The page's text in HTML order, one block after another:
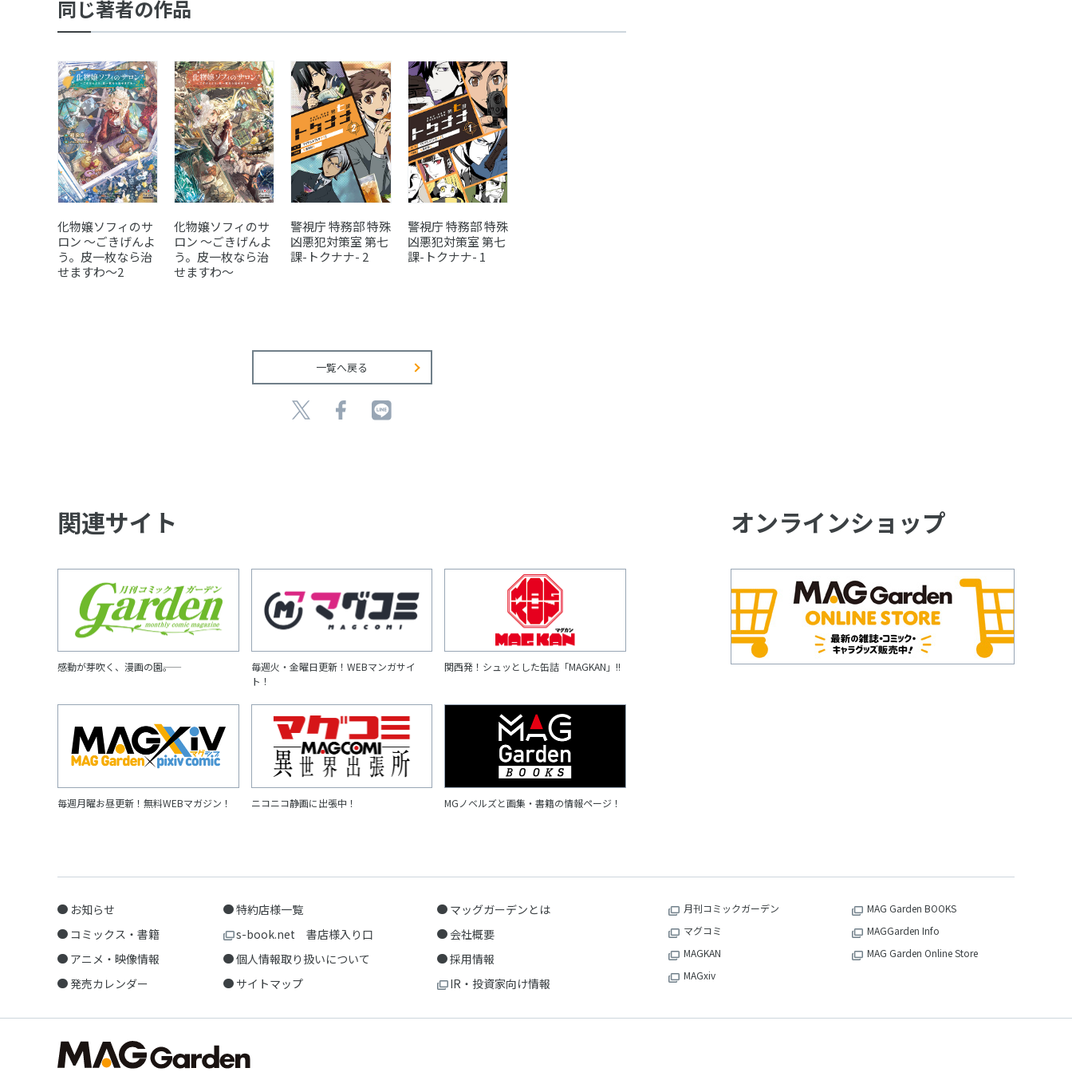
同じ著者の作品
化物嬢ソフィのサ
ロン ～ごきげんよ
う。皮一枚なら治
せますわ～2
化物嬢ソフィのサ
ロン ～ごきげんよ
う。皮一枚なら治
せますわ～
警視庁 特務部 特殊
凶悪犯対策室 第七
課-トクナナ- 2
警視庁 特務部 特殊
凶悪犯対策室 第七
課-トクナナ- 1
一覧へ戻る
関連サイト
感動が芽吹く、漫画の園――。
毎週火・金曜日更新！WEBマンガサイ
ト！
関西発！シュッとした缶詰「MAGKAN」!!
毎週月曜お昼更新！無料WEBマガジン！ ニコニコ静画に出張中！ MGノベルズと画集・書籍の情報ページ！
オンラインショップ
お知らせ
コミックス・書籍
アニメ・映像情報
発売カレンダー
特約店様一覧
s-book.net 書店様入り口
個人情報取り扱いについて
サイトマップ
マッグガーデンとは
会社概要
採用情報
IR・投資家向け情報
月刊コミックガーデン
マグコミ
MAGKAN
MAGxiv
MAG Garden BOOKS
MAGGarden Info
MAG Garden Online Store